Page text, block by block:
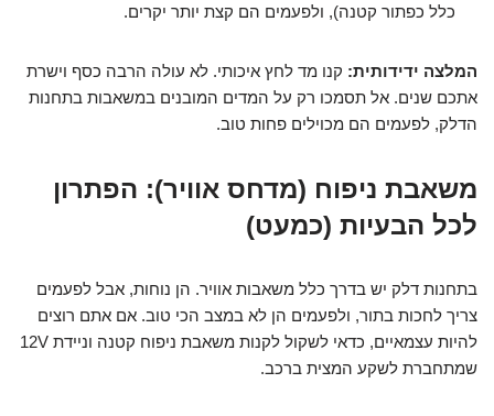
כלל כפתור קטנה), ולפעמים הם קצת יותר יקרים.
המלצה ידידותית: קנו מד לחץ איכותי. לא עולה הרבה כסף וישרת
אתכם שנים. אל תסמכו רק על המדים המובנים במשאבות בתחנות
הדלק, לפעמים הם מכוילים פחות טוב.
משאבת ניפוח (מדחס אוויר): הפתרון
לכל הבעיות (כמעט)
בתחנות דלק יש בדרך כלל משאבות אוויר. הן נוחות, אבל לפעמים
צריך לחכות בתור, ולפעמים הן לא במצב הכי טוב. אם אתם רוצים
להיות עצמאיים, כדאי לשקול לקנות משאבת ניפוח קטנה וניידת 12V
שמתחברת לשקע המצית ברכב.